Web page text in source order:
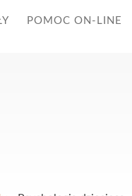
POMOC ON-LINE